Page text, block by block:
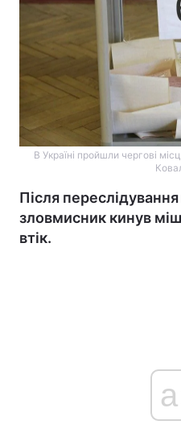
В Україні пройшли чергові
Після
зловмисник кинув
втік.